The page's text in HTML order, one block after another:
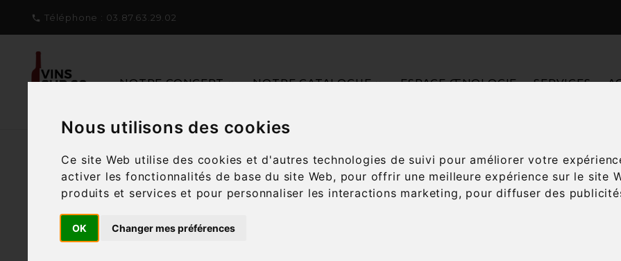
Nous utilisons des cookies
Ce site Web utilise des cookies et d'autres technologies de suivi pour améliorer votre
activer les fonctionnalités de base du site Web, pour offrir une meilleure expérience sur le site
produits et services et pour personnaliser les interactions marketing, pour diffuser des
OK Changer mes préférences
 Téléphone : 03.87.63.29.02
NOTRE CONCEPT NOTRE CATALOGUE ESPACE ŒNOLOGIE SERVICES
 Filtre 19 articles